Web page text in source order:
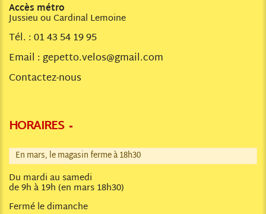
Accès métro
Jussieu ou Cardinal Lemoine
Tél. :01 43 54 19 95
Email :gepetto.velos@gmail.com
Contactez-nous
HORAIRES
En mars, le magasin ferme à 18h30
Du mardi au samedi
de 9h à 19h (en mars 18h30)
Fermé le dimanche